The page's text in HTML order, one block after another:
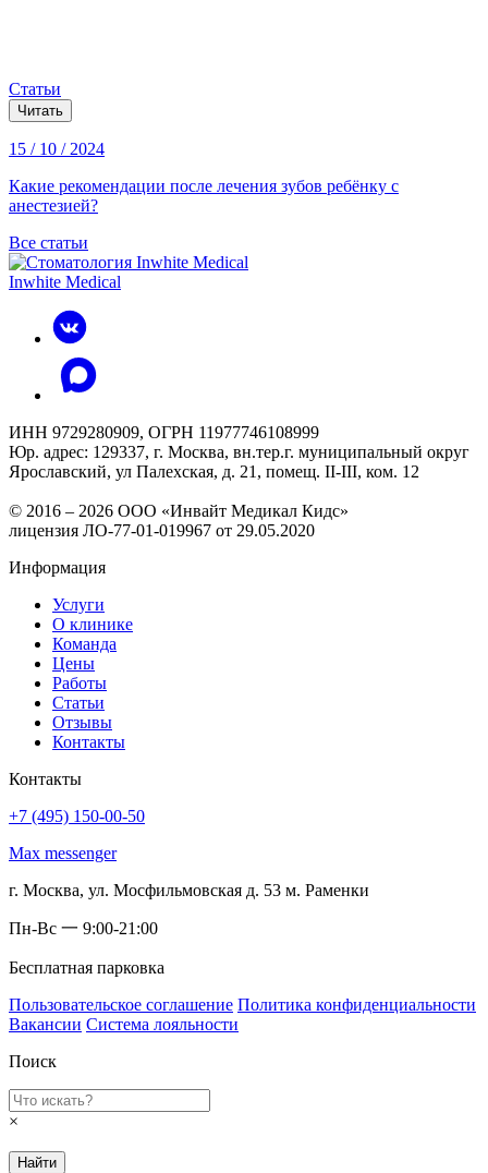
Статьи
Читать
15 / 10 / 2024
Какие рекомендации после лечения зубов ребёнку с
анестезией?
Все статьи
Inwhite Medical
ИНН 9729280909, ОГРН 11977746108999
Юр. адрес: 129337, г. Москва, вн.тер.г. муниципальный округ
Ярославский, ул Палехская, д. 21, помещ. II-III, ком. 12
© 2016 – 2026 ООО «Инвайт Медикал Кидс»
лицензия ЛО-77-01-019967 от 29.05.2020
Информация
Услуги
О клинике
Команда
Цены
Работы
Статьи
Отзывы
Контакты
Контакты
+7 (495) 150-00-50
Max messenger
г. Москва, ул. Мосфильмовская д. 53 м. Раменки
Пн-Вс 一 9:00-21:00
Бесплатная парковка
Пользовательское соглашение Политика конфиденциальности
Вакансии Система лояльности
Поиск
×
Найти